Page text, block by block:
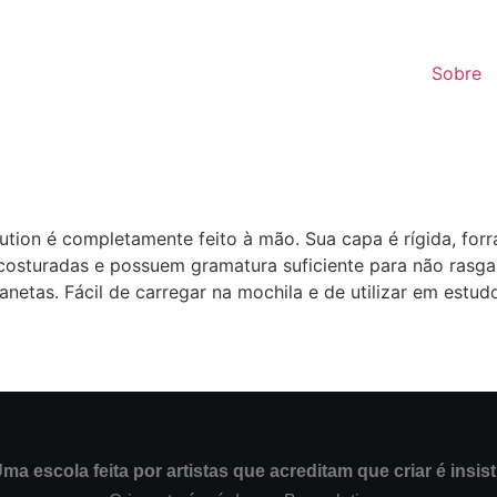
Sobre
é completamente feito à mão. Sua capa é rígida,
e possuem gramatura suficiente para não
Fácil de carregar na mochila e de utilizar em
escola feita por artistas que acreditam que criar é